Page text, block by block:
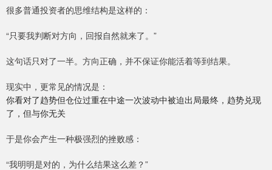
很多普通投资者的思维结构是这样的：
“只要我判断对方向，回报自然就来了。”
这句话只对了一半。方向正确，并不保证你能活着等到结果。
现实中，更常见的情况是：
你看对了趋势但仓位过重在中途一次波动中被迫出局最终，趋势兑现
了，但与你无关
于是你会产生一种极强烈的挫败感：
“我明明是对的，为什么结果这么差？”